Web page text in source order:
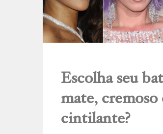
Escolha seu
mate, cremoso
cintilante?